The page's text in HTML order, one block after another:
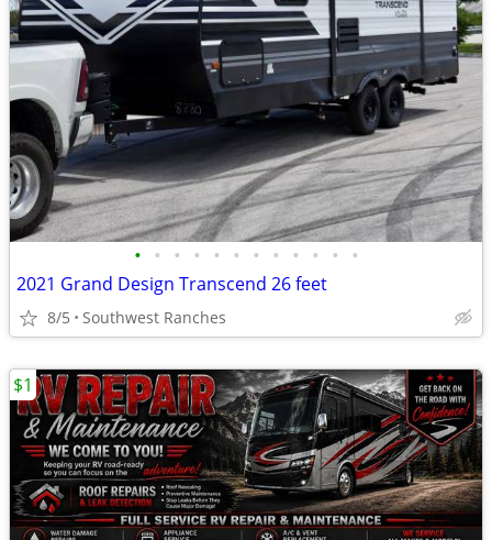
• • • • • • • • • • • •
2021 Grand Design Transcend 26 feet
8/5 Southwest Ranches
$1